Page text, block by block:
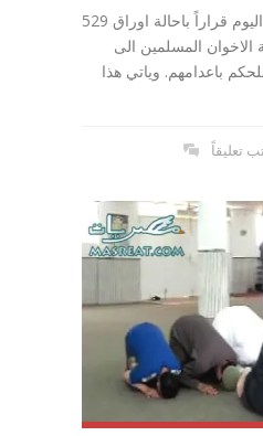
اصدرت محكمة مصرية اليوم قراراً باحالة اوراق 529
المسلمين الى
باعدامهم. وياتي هذا
تعليقاً